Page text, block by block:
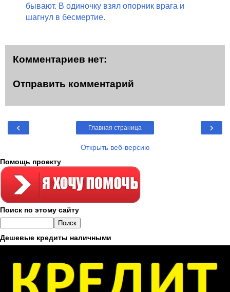
бывают. В одиночку взял опорник врага и
шагнул в бесмертие.
Комментариев нет:
Отправить комментарий
‹ ›
Главная страница
Открыть веб-версию
Помощь проекту
Поиск по этому сайту
Дешевые кредиты наличными